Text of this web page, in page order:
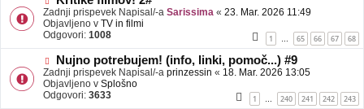
a
v
e
o
v
e
b
a
v
e
Zadnji prispevek Napisal/-a Sarissima « 23. Mar. 2026 11:49
Objavljeno v TV in filmi
Odgovori: 1008 1 … 65 66 67 68
N
o
v
e
Nujno potrebujem! (info, linki, pomoč...) #9
Zadnji prispevek Napisal/-a prinzessin « 18. Mar. 2026 13:05
Objavljeno v Splošno
Odgovori: 3633 1 240 241 242 243